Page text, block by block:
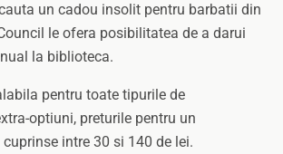
un cadou insolit pentru barbatii din
le ofera posibilitatea de a darui
la biblioteca.
pentru toate tipurile de
optiuni, preturile pentru un
intre 30 si 140 de lei.